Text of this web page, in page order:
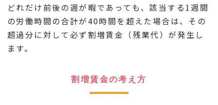
どれだけ前後の週が暇であっても、該当する1週間
の労働時間の合計が40時間を超えた場合は、その
超過分に対して必ず割増賃金（残業代）が発生し
ます。
割増賃金の考え方